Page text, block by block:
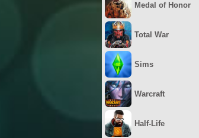
Medal of Honor
Total War
Sims
Warcraft
Half-Life